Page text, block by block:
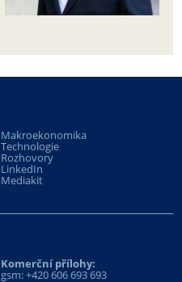
Makroekonomika
Technologie
Rozhovory
LinkedIn
Mediakit
Komerční přílohy:
gsm:+420 606 693 693